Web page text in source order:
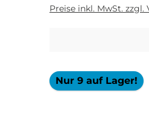
Preise inkl. MwSt. zzgl.
Nur 9 auf Lager!